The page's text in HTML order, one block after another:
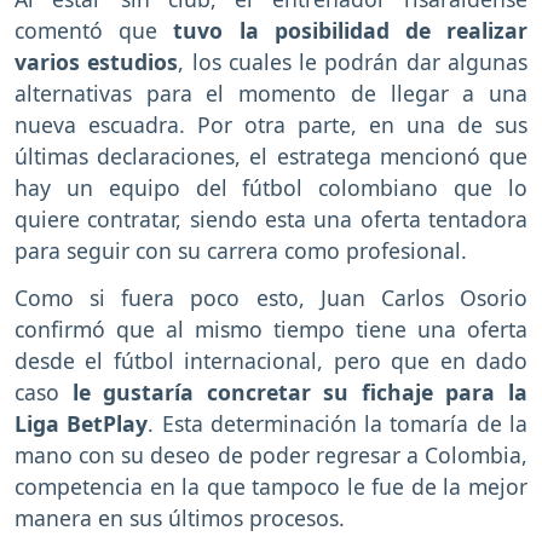
comentó quetuvo la posibilidad de realizar
varios estudios, los cuales le podrán dar algunas
alternativas para el momento de llegar a una
nueva escuadra. Por otra parte, en una de sus
últimas declaraciones, el estratega mencionó que
hay un equipo del fútbol colombiano que lo
quiere contratar, siendo esta una oferta tentadora
para seguir con su carrera como profesional.
Como si fuera poco esto, Juan Carlos Osorio
confirmó que al mismo tiempo tiene una oferta
desde el fútbol internacional, pero que en dado
caso le gustaría concretar su fichaje para la
Liga BetPlay. Esta determinación la tomaría de la
mano con su deseo de poder regresar a Colombia,
competencia en la que tampoco le fue de la mejor
manera en sus últimos procesos.